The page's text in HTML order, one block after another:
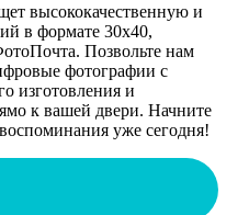
высококачественную и
в формате 30х40,
Позвольте нам
фотографии с
изготовления и
к вашей двери. Начните
уже сегодня!